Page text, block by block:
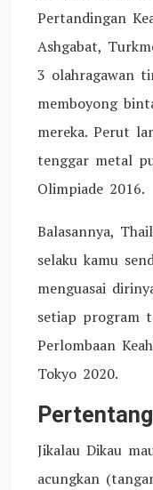
Pertandingan
Ashgabat,
3 olahragawan
memboyong
mereka. Perut
tenggar metal
Olimpiade 2016.
Balasannya,
selaku kamu
menguasai
setiap program
Perlombaan
Tokyo 2020.
Jikalau Dikau
acungkan